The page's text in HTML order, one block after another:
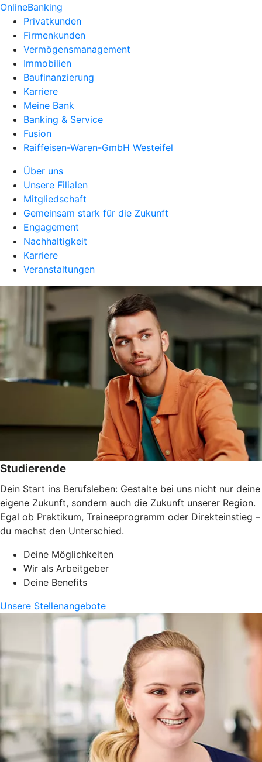
OnlineBanking
Privatkunden
Firmenkunden
Vermögensmanagement
Immobilien
Baufinanzierung
Karriere
Meine Bank
Banking & Service
Fusion
Raiffeisen-Waren-GmbH Westeifel
Über uns
Unsere Filialen
Mitgliedschaft
Gemeinsam stark für die Zukunft
Engagement
Nachhaltigkeit
Karriere
Veranstaltungen
Studierende
Dein Start ins Berufsleben: Gestalte bei uns nicht nur deine
eigene Zukunft, sondern auch die Zukunft unserer Region.
Egal ob Praktikum, Traineeprogramm oder Direkteinstieg –
du machst den Unterschied.
Deine Möglichkeiten
Wir als Arbeitgeber
Deine Benefits
Unsere Stellenangebote